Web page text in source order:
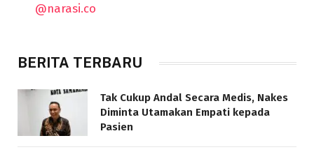
@narasi.co
BERITA TERBARU
Tak Cukup Andal Secara Medis, Nakes
Diminta Utamakan Empati kepada
Pasien